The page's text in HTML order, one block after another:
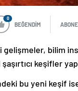
0
BEĞENDİM
bilim
keşifler
bu yeni keşif